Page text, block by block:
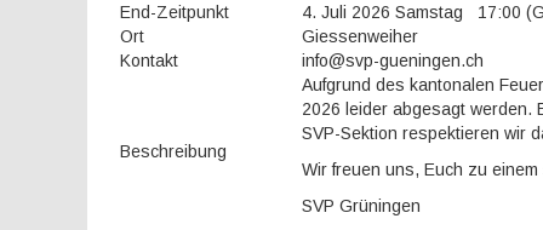
End-Zeitpunkt
4. Juli 2026 Samstag 17:00
Ort
Giessenweiher
Kontakt
info@svp-gueningen.ch
Beschreibung
Aufgrund des kantonalen
2026 leider abgesagt werden.
SVP-Sektion respektieren wir
Wir freuen uns, Euch zu
SVP Grüningen